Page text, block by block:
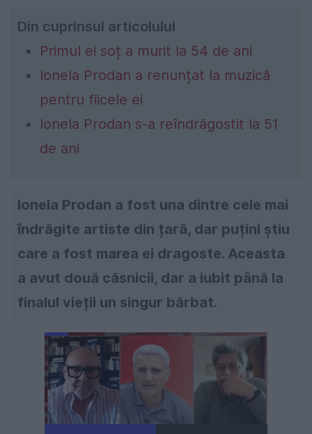
Din cuprinsul articolului
Primul ei soț a murit la 54 de ani
Ionela Prodan a renunțat la muzică
pentru fiicele ei
Ionela Prodan s-a reîndrăgostit la 51
de ani
Ionela Prodan a fost una dintre cele mai
îndrăgite artiste din țară, dar puțini știu
care a fost marea ei dragoste. Aceasta
a avut două căsnicii, dar a iubit până la
finalul vieții un singur bărbat.